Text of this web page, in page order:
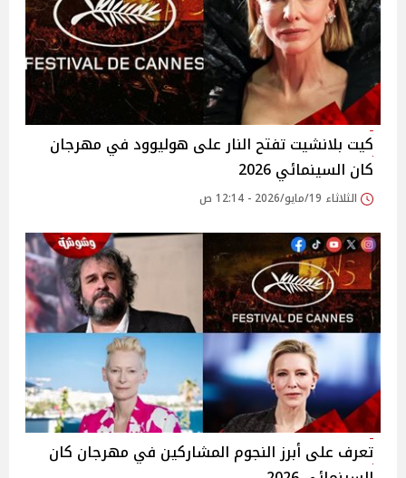
كيت بلانشيت تفتح النار على هوليوود في مهرجان
كان السينمائي 2026
الثلاثاء 19/مايو/2026 - 12:14 ص
تعرف على أبرز النجوم المشاركين في مهرجان كان